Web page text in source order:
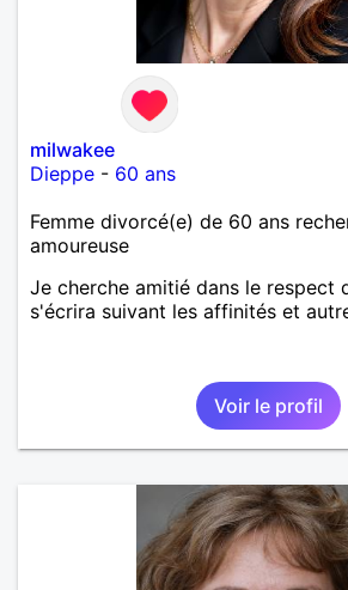
milwakee
Dieppe - 60 ans
Femme divorcé(e) de 60 ans
amoureuse
Je cherche amitié dans le respect
s'écrira suivant les affinités et
Voir le profil